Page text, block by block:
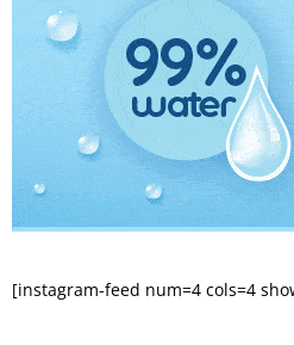
[instagram-feed num=4 cols=4